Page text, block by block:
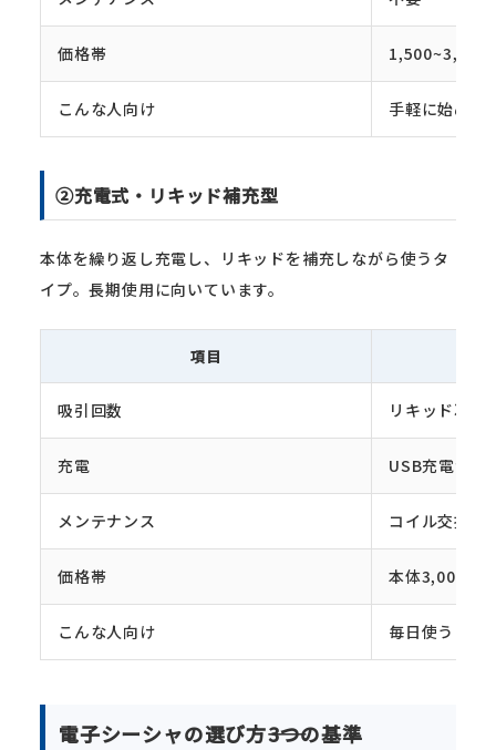
価格帯 1,500~3,000
こんな人向け 手軽に始めた
②充電式・リキッド補充型
本体を繰り返し充電し、リキッドを補充しながら使うタ
イプ。長期使用に向いています。
項目
吸引回数 リキッド次第
充電 USB充電が必
メンテナンス コイル交換・
価格帯 本体
こんな人向け 毎日使う・コ
電子シーシャの選び方――3つの基準